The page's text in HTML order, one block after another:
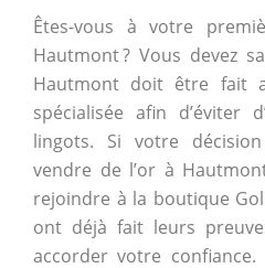
Êtes-vous à votre
Hautmont ? Vous devez
Hautmont doit être fait
spécialisée afin d’éviter
lingots. Si votre
vendre de l’or à
rejoindre à la boutique
ont déjà fait leurs
accorder votre